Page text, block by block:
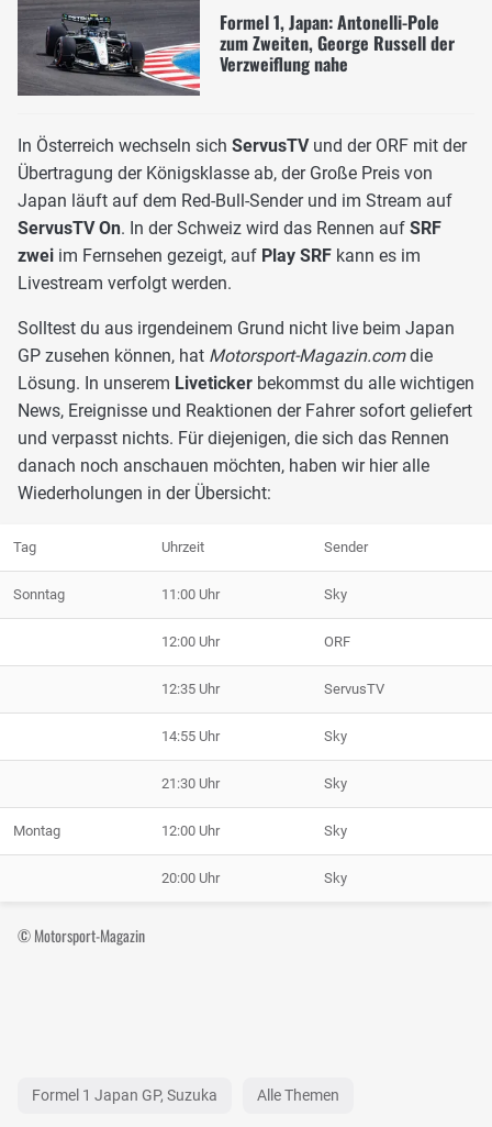
Formel 1, Japan: Antonelli-Pole
zum Zweiten, George Russell der
Verzweiflung nahe
In Österreich wechseln sich ServusTV und der ORF mit der
Übertragung der Königsklasse ab, der Große Preis von
Japan läuft auf dem Red-Bull-Sender und im Stream auf
ServusTV On. In der Schweiz wird das Rennen auf SRF
zwei im Fernsehen gezeigt, auf Play SRF kann es im
Livestream verfolgt werden.
Solltest du aus irgendeinem Grund nicht live beim Japan
GP zusehen können, hat Motorsport-Magazin.comdie
Lösung. In unserem Liveticker bekommst du alle wichtigen
News, Ereignisse und Reaktionen der Fahrer sofort geliefert
und verpasst nichts. Für diejenigen, die sich das Rennen
danach noch anschauen möchten, haben wir hier alle
Wiederholungen in der Übersicht:
Tag Uhrzeit Sender
Sonntag 11:00 Uhr Sky
12:00 Uhr ORF
12:35 Uhr ServusTV
14:55 Uhr Sky
21:30 Uhr Sky
Montag 12:00 Uhr Sky
20:00 Uhr Sky
© Motorsport-Magazin
Formel 1 Japan GP, Suzuka Alle Themen